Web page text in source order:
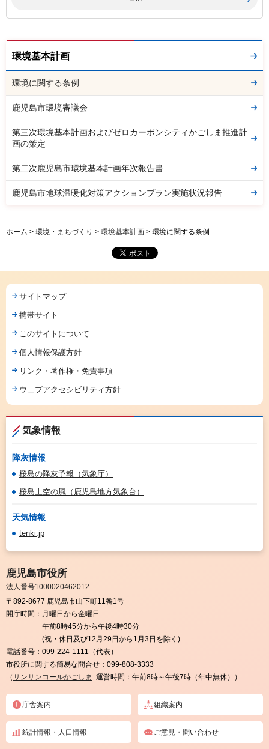
環境基本計画
環境に関する条例
鹿児島市環境審議会
第三次環境基本計画およびゼロカーボンシティかごしま推進計
画の策定
第二次鹿児島市環境基本計画年次報告書
鹿児島市地球温暖化対策アクションプラン実施状況報告
ホーム > 環境・まちづくり > 環境基本計画 > 環境に関する条例
サイトマップ
携帯サイト
このサイトについて
個人情報保護方針
リンク・著作権・免責事項
ウェブアクセシビリティ方針
気象情報
降灰情報
桜島の降灰予報（気象庁）
桜島上空の風（鹿児島地方気象台）
天気情報
tenki.jp
鹿児島市役所
法人番号1000020462012
〒892-8677 鹿児島市山下町11番1号
開庁時間： 月曜日から金曜日
午前8時45分から午後4時30分
(祝・休日及び12月29日から1月3日を除く)
電話番号： 099-224-1111（代表）
市役所に関する簡易な問合せ： 099-808-3333
（サンサンコールかごしま 運営時間：午前8時～午後7時（年中無休））
庁舎案内 組織案内
統計情報・人口情報 ご意見・問い合わせ